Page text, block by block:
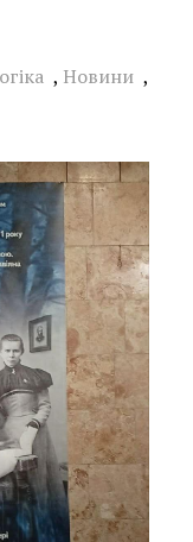
, Новини ,